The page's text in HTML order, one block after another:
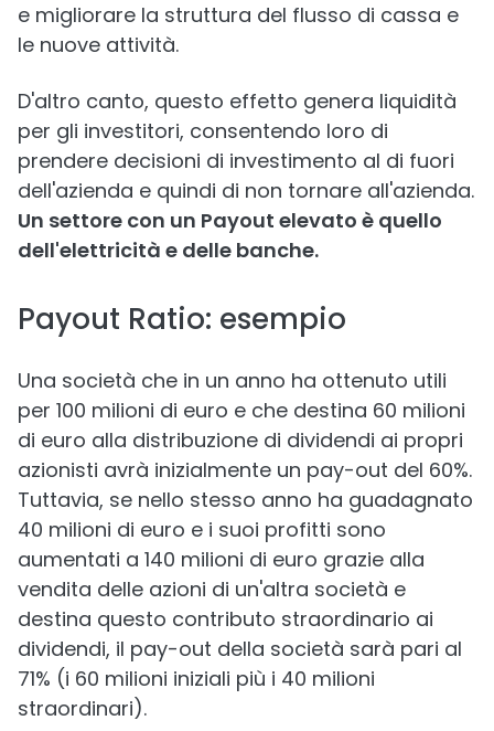
e migliorare la struttura del flusso di cassa e
le nuove attività.
D'altro canto, questo effetto genera liquidità
per gli investitori, consentendo loro di
prendere decisioni di investimento al di fuori
dell'azienda e quindi di non tornare all'azienda.
Un settore con un Payout elevato è quello
dell'elettricità e delle banche.
Payout Ratio: esempio
Una società che in un anno ha ottenuto utili
per 100 milioni di euro e che destina 60 milioni
di euro alla distribuzione di dividendi ai propri
azionisti avrà inizialmente un pay-out del 60%.
Tuttavia, se nello stesso anno ha guadagnato
40 milioni di euro e i suoi profitti sono
aumentati a 140 milioni di euro grazie alla
vendita delle azioni di un'altra società e
destina questo contributo straordinario ai
dividendi, il pay-out della società sarà pari al
71% (i 60 milioni iniziali più i 40 milioni
straordinari).